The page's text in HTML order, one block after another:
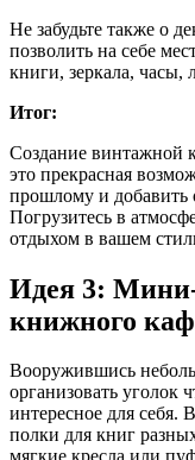
Не забудьте также о
позволить на себе
книги, зеркала, часы,
Итог:
Создание винтажной
это прекрасная
прошлому и
Погрузитесь в
отдыхом в вашем
Идея 3: Мини-
книжного
Вооружившись
организовать уголок
интересное для себя.
полки для книг